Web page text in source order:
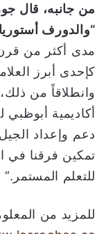
من جانبه، قال
“والدورف
مدى أكثر من
كإحدى أبرز
وانطلاقاً من
أكاديمية
دعم وإعداد
تمكين فرقنا في
للتعلم المستمر.”
للمزيد من